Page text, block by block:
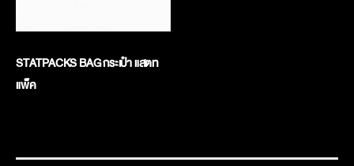
STATPACKS BAG กระเป๋า แสตท
แพ็ค